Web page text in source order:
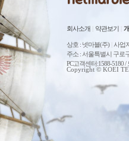
회사소개 약관보기
상호 : 넷마블(주) 사업
주소 : 서울특별시 구로
PC고객센터:1588-5180
Copyright © KOEI